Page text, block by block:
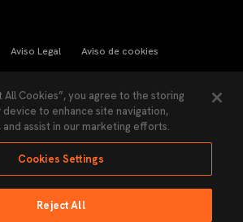
Aviso Legal Aviso de cookies
Política de Privacidad
Accesibilidad
All Cookies”, you agree to the storing
to enhance site navigation,
and assist in our marketing efforts.
Cookies Settings
Reject All